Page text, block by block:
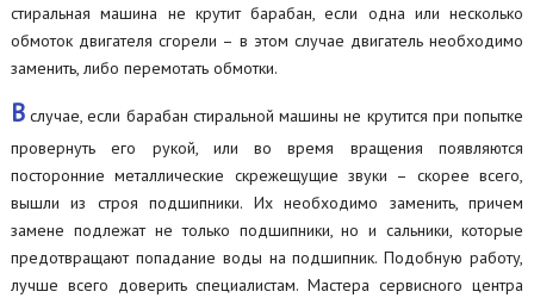
стиральная машина не крутит барабан, если одна или несколько
обмоток двигателя сгорели – в этом случае двигатель необходимо
заменить, либо перемотать обмотки.
В случае, если барабан стиральной машины не крутится при попытке
провернуть его рукой, или во время вращения появляются
посторонние металлические скрежещущие звуки – скорее всего,
вышли из строя подшипники. Их необходимо заменить, причем
замене подлежат не только подшипники, но и сальники, которые
предотвращают попадание воды на подшипник. Подобную работу,
лучше всего доверить специалистам. Мастера сервисного центра